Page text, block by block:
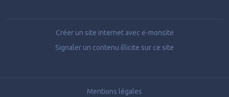
Créer un site internet avec e-monsite
Signaler un contenu illicite sur ce site
Mentions légales